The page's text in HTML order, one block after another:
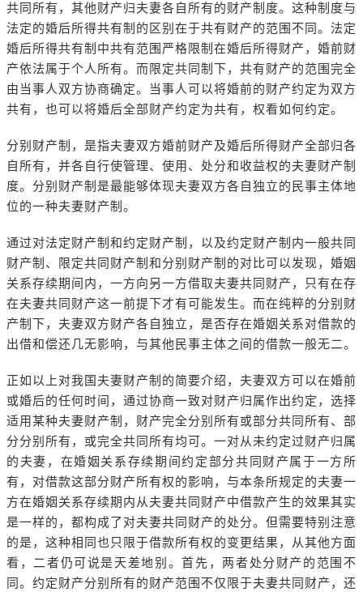
共同所有，其他财产归夫妻各自所有的财产制度。这种制度与
法定的婚后所得共有制的区别在于共有财产的范围不同。法定
婚后所得共有制中共有范围严格限制在婚后所得财产，婚前财
产依法属于个人所有。而限定共同制下，共有财产的范围完全
由当事人双方协商确定。当事人可以将婚前的财产约定为双方
共有，也可以将婚后全部财产约定为共有，权看如何约定。
分别财产制，是指夫妻双方婚前财产及婚后所得财产全部归各
自所有，并各自行使管理、使用、处分和收益权的夫妻财产制
度。分别财产制是最能够体现夫妻双方各自独立的民事主体地
位的一种夫妻财产制。
通过对法定财产制和约定财产制，以及约定财产制内一般共同
财产制、限定共同财产制和分别财产制的对比可以发现，婚姻
关系存续期间内，一方向另一方借取夫妻共同财产，只有在存
在夫妻共同财产这一前提下才有可能发生。而在纯粹的分别财
产制下，夫妻双方财产各自独立，是否存在婚姻关系对借款的
出借和偿还几无影响，与其他民事主体之间的借款一般无二。
正如以上对我国夫妻财产制的简要介绍，夫妻双方可以在婚前
或婚后的任何时间，通过协商一致对财产归属作出约定，选择
适用某种夫妻财产制，财产完全分别所有或部分共同所有、部
分分别所有，或完全共同所有均可。一对从未约定过财产归属
的夫妻，在婚姻关系存续期间约定部分共同财产属于一方所
有，对借款这部分财产所有权的影响，与本条所规定的夫妻一
方在婚姻关系存续期内从夫妻共同财产中借款产生的效果其实
是一样的，都构成了对夫妻共同财产的处分。但需要特别注意
的是，这种相同也只限于借款所有权的变更结果，从其他方面
看，二者仍可说是天差地别。首先，两者处分财产的范围不
同。约定财产分别所有的财产范围不仅限于夫妻共同财产，还